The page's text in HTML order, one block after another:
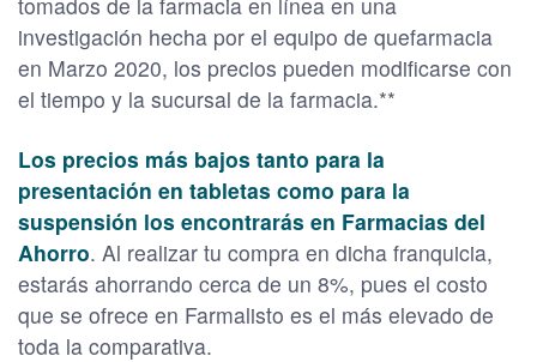
investigación hecha por el equipo de quefarmacia
en Marzo 2020, los precios pueden modificarse con
el tiempo y la sucursal de la farmacia.**
Los precios más bajos tanto para la
presentación en tabletas como para la
suspensión los encontrarás en Farmacias del
Ahorro. Al realizar tu compra en dicha franquicia,
estarás ahorrando cerca de un 8%, pues el costo
que se ofrece en Farmalisto es el más elevado de
toda la comparativa.